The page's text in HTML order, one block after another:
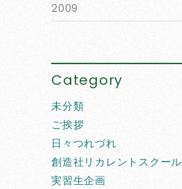
2009
Category
未分類
ご挨拶
日々つれづれ
創造社リカレントスクール
実習生企画